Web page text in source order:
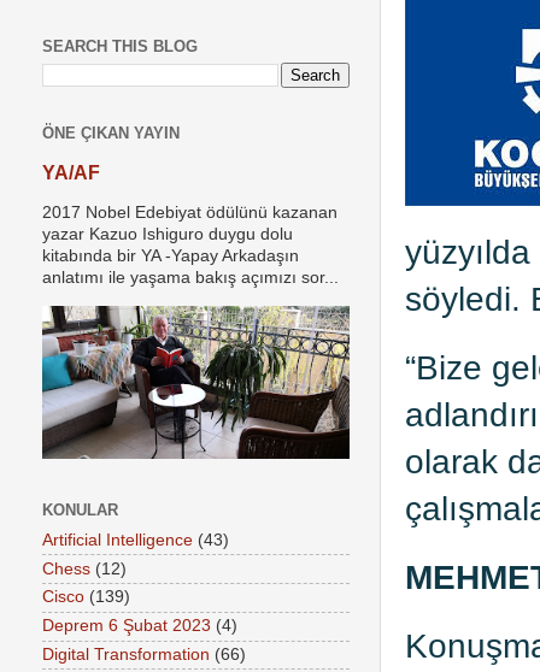
söyledi.
“Bize
olarak
SEARCH THIS BLOG
ÖNE ÇIKAN YAYIN
YA/AF
2017 Nobel Edebiyat ödülünü kazanan
yazar Kazuo Ishiguro duygu dolu
kitabında bir YA -Yapay Arkadaşın
anlatımı ile yaşama bakış açımızı sor...
KONULAR
Artificial Intelligence (43)
Chess (12)
Cisco (139)
Deprem 6 Şubat 2023 (4)
Digital Transformation (66)